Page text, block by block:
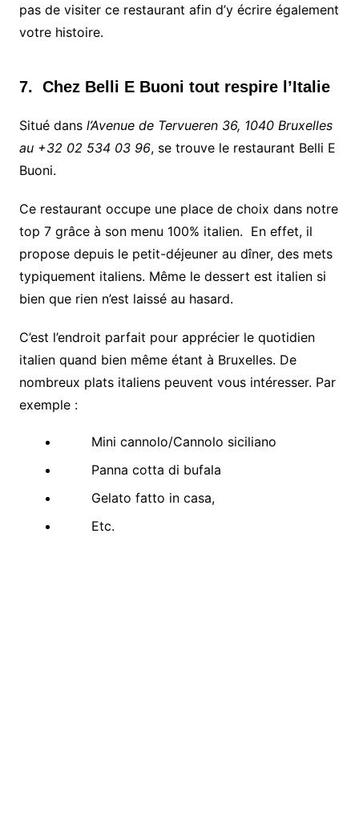
pas de visiter ce restaurant afin d’y écrire également
votre histoire.
7. Chez Belli E Buoni tout respire l’Italie
Situé dans l’Avenue de Tervueren 36, 1040 Bruxelles
au +32 02 534 03 96, se trouve le restaurant Belli E
Buoni.
Ce restaurant occupe une place de choix dans notre
top 7 grâce à son menu 100% italien. En effet, il
propose depuis le petit-déjeuner au dîner, des mets
typiquement italiens. Même le dessert est italien si
bien que rien n’est laissé au hasard.
C’est l’endroit parfait pour apprécier le quotidien
italien quand bien même étant à Bruxelles. De
nombreux plats italiens peuvent vous intéresser. Par
exemple :
Mini cannolo/Cannolo siciliano
Panna cotta di bufala
Gelato fatto in casa,
Etc.